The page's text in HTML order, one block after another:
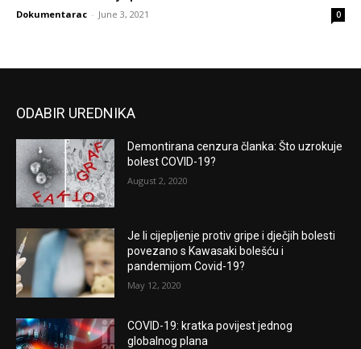
Dokumentarac - June 3, 2021 0
ODABIR UREDNIKA
Demontirana cenzura članka: Što uzrokuje
bolest COVID-19?
August 2, 2020
Je li cijepljenje protiv gripe i dječjih bolesti
povezano s Kawasaki bolešću i
pandemijom Covid-19?
May 12, 2020
COVID-19: kratka povijest jednog
globalnog plana